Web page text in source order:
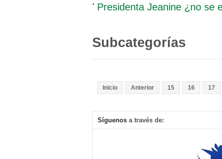
Presidenta Jeanine ¿no se
Subcategorías
Inicio Anterior 15 16 17
Síguenos a través de: